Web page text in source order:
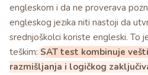
engleskom i da ne proverava
engleskog jezika niti nastoji da
srednjoškolci koriste engleski. To
teškim: SAT test kombinuje
razmišljanja i logičkog